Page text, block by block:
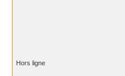
Hors ligne